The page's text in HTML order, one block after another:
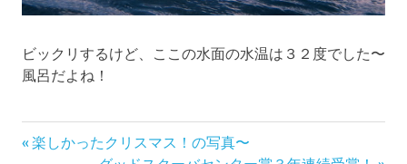
ビックリするけど、ここの水面の水温は３２度でした〜
風呂だよね！
投
前
楽しかったクリスマス！の写真〜